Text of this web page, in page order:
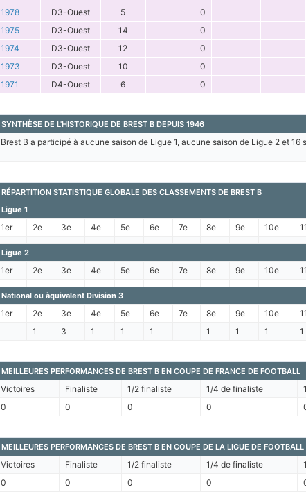
1978
D3-Ouest 5 0
1975
D3-Ouest 14 0
1974
D3-Ouest 12 0
1973
D3-Ouest 10 0
1971
D4-Ouest 6 0
SYNTHÈSE DE L'HISTORIQUE DE BREST B DEPUIS 1946
Brest B a participé à aucune saison de Ligue 1, aucune saison de Ligue 2 et
RÉPARTITION STATISTIQUE GLOBALE DES CLASSEMENTS DE BREST B
Ligue 1
1er 2e 3e 4e 5e 6e 7e 8e 9e 10e
Ligue 2
1er 2e 3e 4e 5e 6e 7e 8e 9e 10e
National ou àquivalent Division 3
1er 2e 3e 4e 5e 6e 7e 8e 9e 10e
1
3 1 1 1 1 1 1 1
MEILLEURES PERFORMANCES DE BREST B EN COUPE DE FRANCE DE FOOTBALL
Victoires Finaliste 1/2 finaliste 1/4 de finaliste
0
0 0 0
MEILLEURES PERFORMANCES DE BREST B EN COUPE DE LA LIGUE DE FOOTBALL
Victoires Finaliste 1/2 finaliste 1/4 de finaliste
0
0 0 0